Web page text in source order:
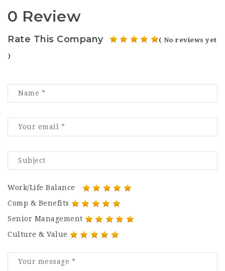
0 Review
Rate This Company ( No reviews yet
)
Work/Life Balance
Comp & Benefits
Senior Management
Culture & Value